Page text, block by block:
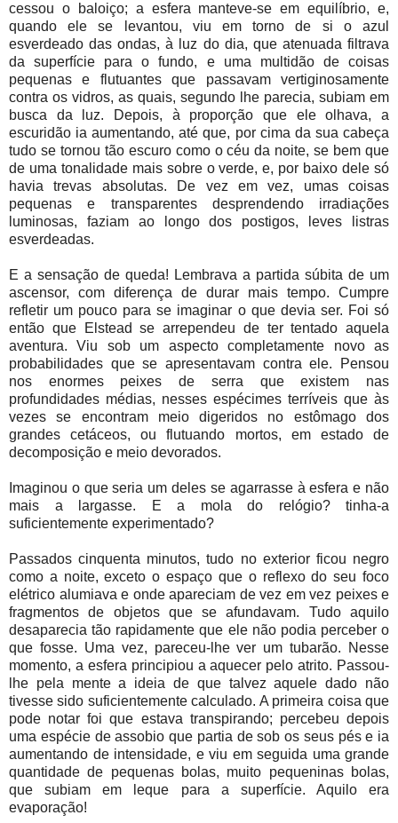
cessou o baloiço; a esfera manteve-se em equilíbrio, e,
quando ele se levantou, viu em torno de si o azul
esverdeado das ondas, à luz do dia, que atenuada filtrava
da superfície para o fundo, e uma multidão de coisas
pequenas e flutuantes que passavam vertiginosamente
contra os vidros, as quais, segundo lhe parecia, subiam em
busca da luz. Depois, à proporção que ele olhava, a
escuridão ia aumentando, até que, por cima da sua cabeça
tudo se tornou tão escuro como o céu da noite, se bem que
de uma tonalidade mais sobre o verde, e, por baixo dele só
havia trevas absolutas. De vez em vez, umas coisas
pequenas e transparentes desprendendo irradiações
luminosas, faziam ao longo dos postigos, leves listras
esverdeadas.
E a sensação de queda! Lembrava a partida súbita de um
ascensor, com diferença de durar mais tempo. Cumpre
refletir um pouco para se imaginar o que devia ser. Foi só
então que Elstead se arrependeu de ter tentado aquela
aventura. Viu sob um aspecto completamente novo as
probabilidades que se apresentavam contra ele. Pensou
nos enormes peixes de serra que existem nas
profundidades médias, nesses espécimes terríveis que às
vezes se encontram meio digeridos no estômago dos
grandes cetáceos, ou flutuando mortos, em estado de
decomposição e meio devorados.
Imaginou o que seria um deles se agarrasse à esfera e não
mais a largasse. E a mola do relógio? tinha-a
suficientemente experimentado?
Passados cinquenta minutos, tudo no exterior ficou negro
como a noite, exceto o espaço que o reflexo do seu foco
elétrico alumiava e onde apareciam de vez em vez peixes e
fragmentos de objetos que se afundavam. Tudo aquilo
desaparecia tão rapidamente que ele não podia perceber o
que fosse. Uma vez, pareceu-lhe ver um tubarão. Nesse
momento, a esfera principiou a aquecer pelo atrito. Passou-
lhe pela mente a ideia de que talvez aquele dado não
tivesse sido suficientemente calculado. A primeira coisa que
pode notar foi que estava transpirando; percebeu depois
uma espécie de assobio que partia de sob os seus pés e ia
aumentando de intensidade, e viu em seguida uma grande
quantidade de pequenas bolas, muito pequeninas bolas,
que subiam em leque para a superfície. Aquilo era
evaporação!